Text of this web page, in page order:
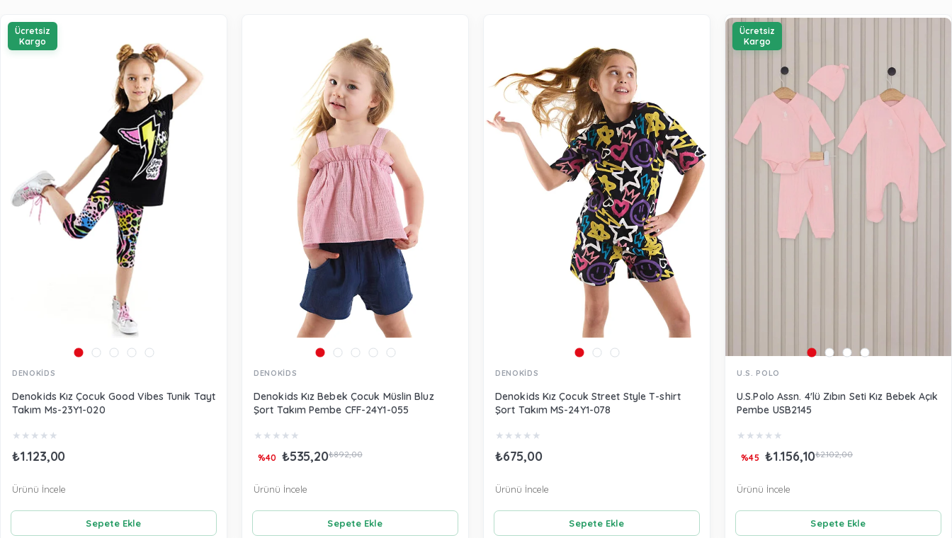
DENOKİDS
Denokids Kız Çocuk Good Vibes Tunik Tayt
Takım Ms-23Y1-020
★ ★ ★ ★ ★
₺1.123,00
Sepete Ekle
Ürünü İncele
Ücretsiz
Kargo
DENOKİDS
Denokids Kız Bebek Çocuk Müslin Bluz
Şort Takım Pembe CFF-24Y1-055
★ ★ ★ ★ ★
₺535,20₺892,00
%40
Sepete Ekle
Ürünü İncele
DENOKİDS
Denokids Kız Çocuk Street Style T-shirt
Şort Takım MS-24Y1-078
★ ★ ★ ★ ★
₺675,00
Sepete Ekle
Ürünü İncele
U.S. POLO
U.S.Polo Assn. 4'lü Zıbın Seti Kız Bebek Açık
Pembe USB2145
★ ★ ★ ★ ★
₺1.156,10₺2.102,00
%45
Sepete Ekle
Ürünü İncele
Ücretsiz
Kargo